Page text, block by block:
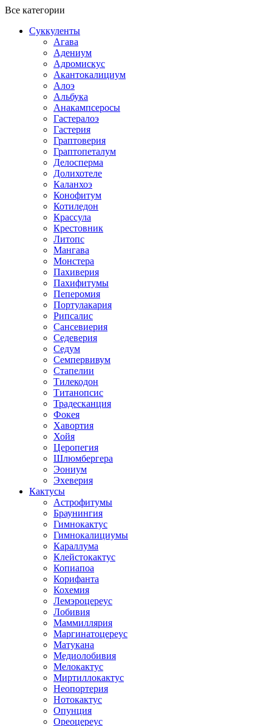
Все категории
Суккуленты
Агава
Адениум
Адромискус
Акантокалициум
Алоэ
Альбука
Анакампсеросы
Гастералоэ
Гастерия
Граптоверия
Граптопеталум
Делосперма
Долихотеле
Каланхоэ
Конофитум
Котиледон
Крассула
Крестовник
Литопс
Мангава
Монстера
Пахиверия
Пахифитумы
Пеперомия
Портулакария
Рипсалис
Сансевиерия
Седеверия
Седум
Семпервивум
Стапелии
Тилекодон
Титанопсис
Традесканция
Фокея
Хавортия
Хойя
Церопегия
Шлюмбергера
Эониум
Эхеверия
Кактусы
Астрофитумы
Браунингия
Гимнокактус
Гимнокалициумы
Караллума
Клейстокактус
Копиапоа
Корифанта
Кохемия
Лемэроцереус
Лобивия
Маммиллярия
Маргинатоцереус
Матукана
Медиолобивия
Мелокактус
Миртиллокактус
Неопортерия
Нотокактус
Опунция
Ореоцереус